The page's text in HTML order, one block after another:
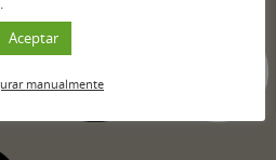
Aceptar
manualmente